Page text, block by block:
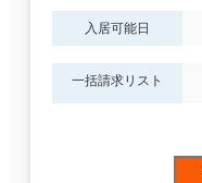
入居可能日
一括請求リスト